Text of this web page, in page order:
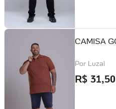
Por Luzal
R$ 31,50